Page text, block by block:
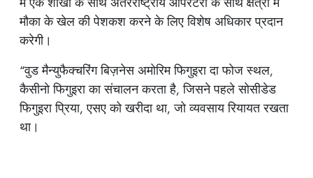
मौका के खेल की पेशकश करने के लिए विशेष अधिकार प्रदान
करेगी।
“वुड मैन्युफैक्चरिंग बिज़नेस अमोरिम फिगुइरा दा फोज स्थल,
कैसीनो फिगुइरा का संचालन करता है, जिसने पहले सोसीडेड
फिगुइरा प्रिया, एसए को खरीदा था, जो व्यवसाय रियायत रखता
था।